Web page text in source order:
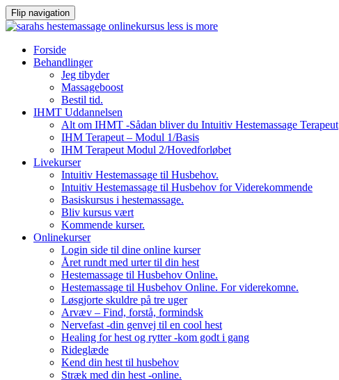
Flip navigation
VidereForside
Behandlinger
Jeg tibyder
Massageboost
Bestil tid.
IHMT Uddannelsen
Alt om IHMT -Sådan bliver du Intuitiv Hestemassage Terapeut
IHM Terapeut – Modul 1/Basis
IHM Terapeut Modul 2/Hovedforløbet
Livekurser
Intuitiv Hestemassage til Husbehov.
Intuitiv Hestemassage til Husbehov for Viderekommende
Basiskursus i hestemassage.
Bliv kursus vært
Kommende kurser.
Onlinekurser
Login side til dine online kurser
Året rundt med urter til din hest
Hestemassage til Husbehov Online.
Hestemassage til Husbehov Online. For viderekomne.
Løsgjorte skuldre på tre uger
Arvæv – Find, forstå, formindsk
Nervefast -din genvej til en cool hest
Healing for hest og rytter -kom godt i gang
Rideglæde
Kend din hest til husbehov
Stræk med din hest -online.